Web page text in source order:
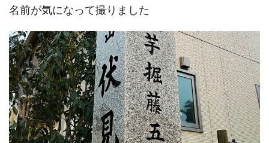
名前が気になって撮りました